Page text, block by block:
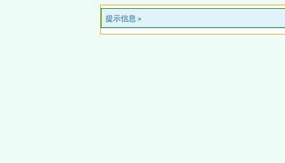
提示信息 »